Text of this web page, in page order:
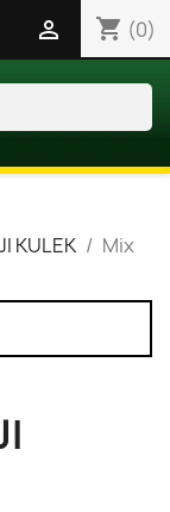
shopping_cart (0)

KULEK
Mix